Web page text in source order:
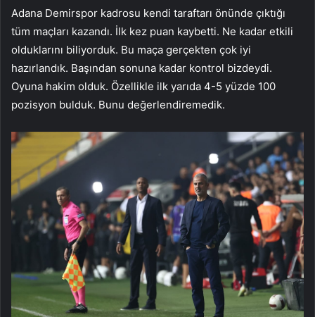
Adana Demirspor kadrosu kendi taraftarı önünde çıktığı
tüm maçları kazandı. İlk kez puan kaybetti. Ne kadar etkili
olduklarını biliyorduk. Bu maça gerçekten çok iyi
hazırlandık. Başından sonuna kadar kontrol bizdeydi.
Oyuna hakim olduk. Özellikle ilk yarıda 4-5 yüzde 100
pozisyon bulduk. Bunu değerlendiremedik.